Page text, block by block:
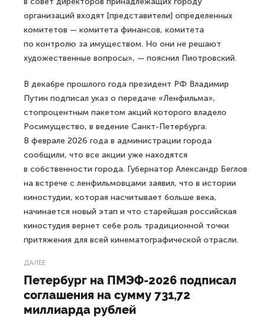
организаций входят [представители] определенных
комитетов — комитета финансов, комитета
по контролю за имуществом. Но они не решают
художественные вопросы», — пояснил Пиотровский.
В декабре прошлого года президент РФ Владимир
Путин подписал указ о передаче «Ленфильма»,
стопроцентным пакетом акций которого владело
Росимущество, в ведение Санкт-Петербурга.
В феврале 2026 года в администрации города
сообщили, что все акции уже находятся
в собственности города. Губернатор Александр Беглов
на встрече с ленфильмовцами заявил, что в истории
киностудии, которая насчитывает больше века,
начинается новый этап и что старейшая российская
киностудия вернет себе роль традиционной точки
притяжения для всей кинематографической отрасли.
ДАЛЕЕ
Петербург на ПМЭФ-2026 подписал
соглашения на сумму 731,72
миллиарда рублей